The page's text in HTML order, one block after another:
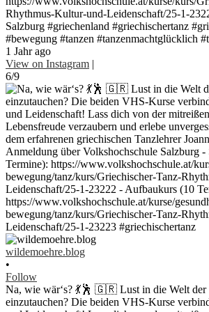
Rhythmus-Kultur-und-Leidenschaft/25-1-
Salzburg #griechenland #griechischertanz
#bewegung #tanzen #tanzenmachtglücklich
1 Jahr ago
View on Instagram |
6/9
wildemoehre.blog
•
Follow
Na, wie wär‘s? 💃🕺 🇬🇷 Lust in die Welt der
einzutauchen? Die beiden VHS-Kurse